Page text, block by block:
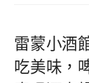
雷蒙小酒
吃美味，